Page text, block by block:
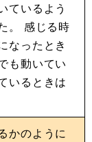
ているよう
。 感じる時
なったとき
も動いてい
いるときは
かのように